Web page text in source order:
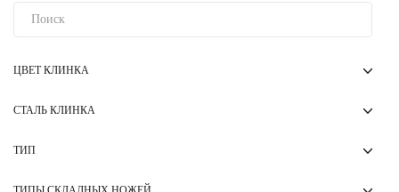
ЦВЕТ КЛИНКА
СТАЛЬ КЛИНКА
ТИП